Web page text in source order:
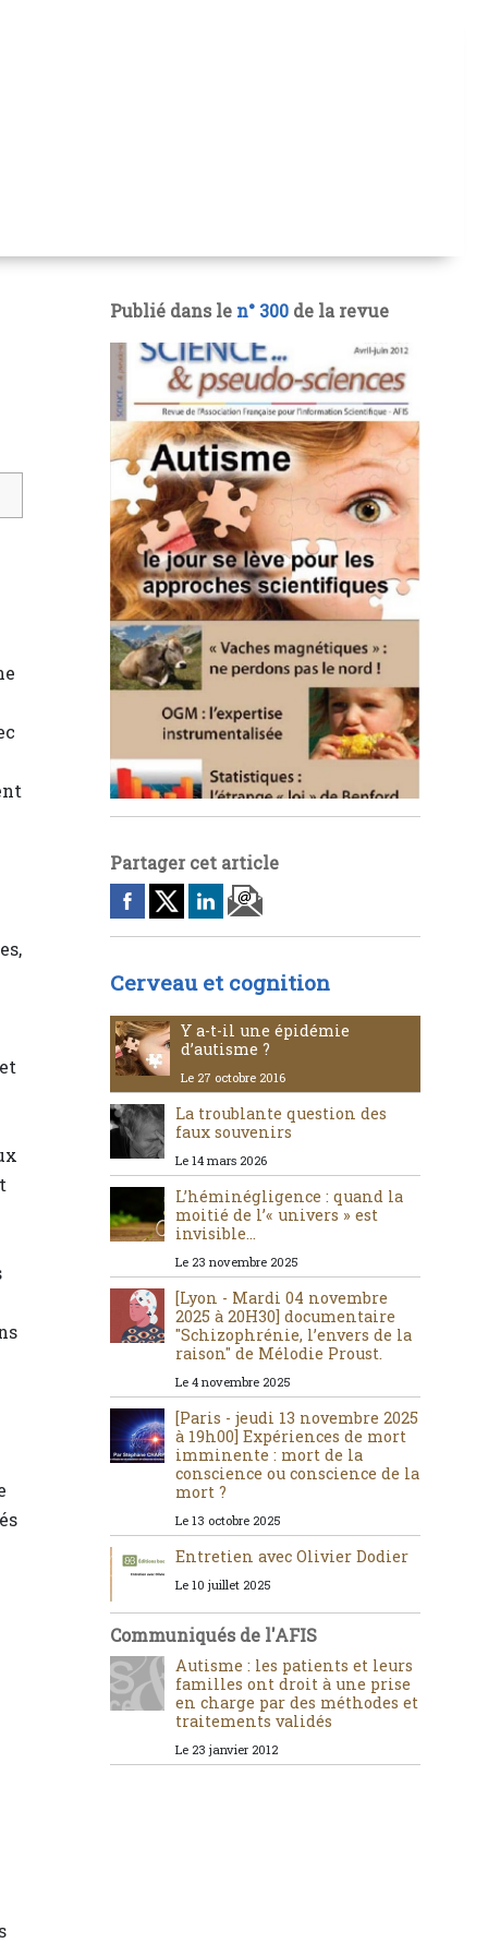
Publié dans le n° 300 de la revue
Partager cet article
Cerveau et cognition
Y a-t-il une épidémie
d’autisme ?
Le 27 octobre 2016
La troublante question des
faux souvenirs
Le 14 mars 2026
L’héminégligence : quand la
moitié de l’« univers » est
invisible…
Le 23 novembre 2025
[Lyon - Mardi 04 novembre
2025 à 20H30] documentaire
"Schizophrénie, l’envers de la
raison" de Mélodie Proust.
Le 4 novembre 2025
[Paris - jeudi 13 novembre 2025
à 19h00] Expériences de mort
imminente : mort de la
conscience ou conscience de la
mort ?
Le 13 octobre 2025
Entretien avec Olivier Dodier
Le 10 juillet 2025
Communiqués de l'AFIS
Autisme : les patients et leurs
familles ont droit à une prise
en charge par des méthodes et
traitements validés
Le 23 janvier 2012